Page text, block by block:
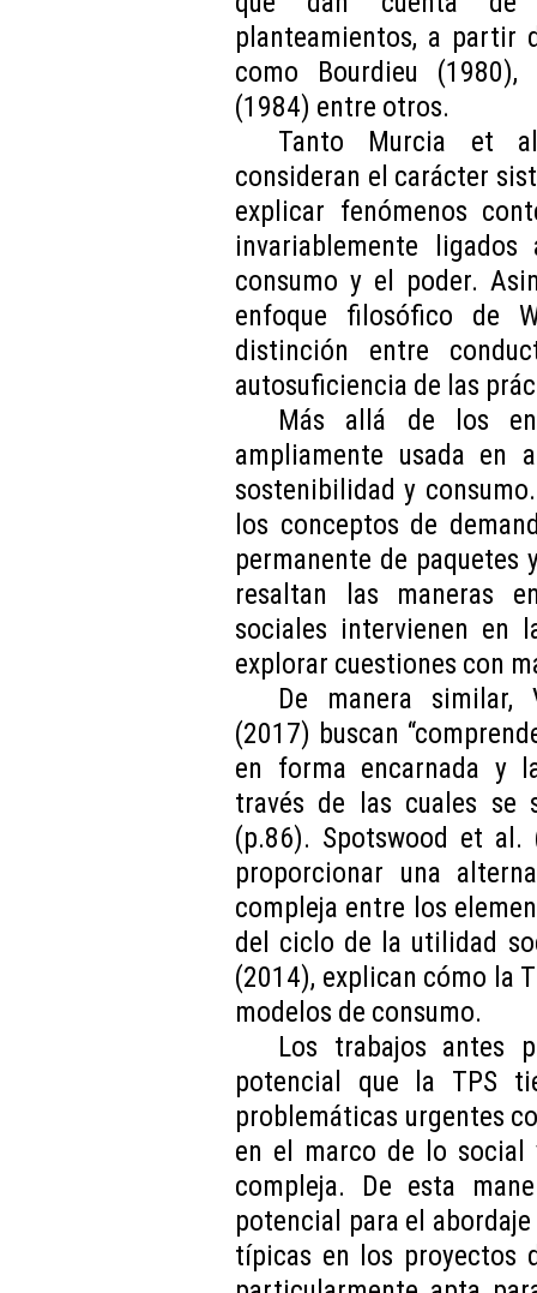
planteamientos, a partir
como Bourdieu
(1984) entre otros.
Tanto Murcia et
consideran el carácter
explicar fenómenos
invariablemente
consumo y el poder.
enfoque filosófico de
distinción entre
autosuficiencia de las
Más allá de los
ampliamente usada en
sostenibilidad y
los conceptos de
permanente de paquetes
resaltan las maneras
sociales intervienen en
explorar cuestiones con
De manera similar,
(2017) buscan
en forma encarnada y
través de las cuales se
(p.86). Spotswood et al.
proporcionar una
compleja entre los
del ciclo de la utilidad
(2014), explican cómo la
modelos de consumo.
Los trabajos antes
potencial que la TPS
problemáticas urgentes
en el marco de lo
compleja. De esta
potencial para el
típicas en los proyectos